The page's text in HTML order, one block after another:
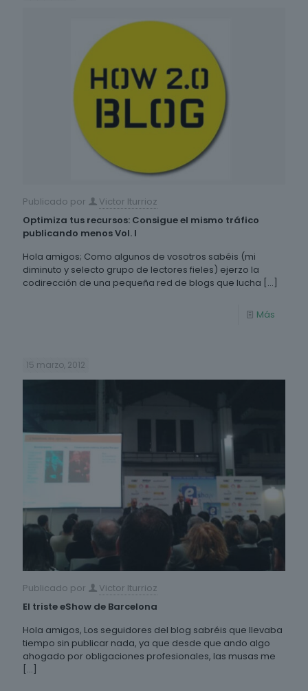
Publicado por
Victor Iturrioz
Optimiza tus recursos: Consigue el mismo tráfico
publicando menos Vol. I
Hola amigos; Como algunos de vosotros sabéis (mi
diminuto y selecto grupo de lectores fieles) ejerzo la
codirección de una pequeña red de blogs que lucha […]
Más
15 marzo, 2012
Publicado por
Victor Iturrioz
El triste eShow de Barcelona
Hola amigos, Los seguidores del blog sabréis que llevaba
tiempo sin publicar nada, ya que desde que ando algo
ahogado por obligaciones profesionales, las musas me
[…]